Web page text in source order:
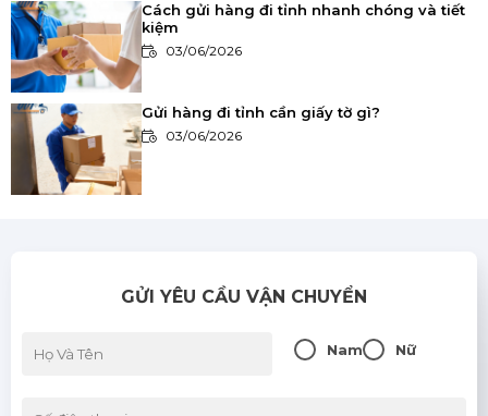
Cách gửi hàng đi tỉnh nhanh chóng và tiết
kiệm
03/06/2026
Gửi hàng đi tỉnh cần giấy tờ gì?
03/06/2026
GỬI YÊU CẦU VẬN CHUYỂN
Nam Nữ